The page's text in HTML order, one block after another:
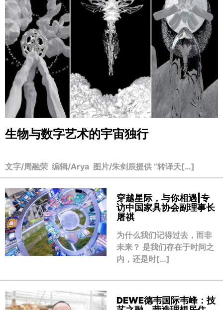
生物与数字艺术的宇宙独行
文字/周融荣 编辑/Arya 图片/朱剑辰提供 “转译天[…]
穿越星际，与你相遇|专
访中国家具协会副理事长
屠祺
为什么我们记得过去，而非
未来？ 是我们存在于时间之
内，还是时[…]
DEWE德韦国际韦峰：技